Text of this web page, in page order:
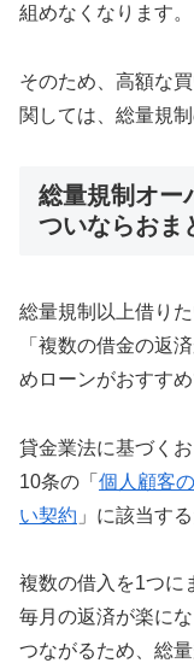
組めなくなります。
そのため、高額な
関しては、総量規
総量規制オー
ついならおま
総量規制以上借り
「複数の借金の返
めローンがおすすめ
貸金業法に基づく
10条の「 個人顧客
い契約 」に該当す
複数の借入を1つに
毎月の返済が楽に
つながるため、総